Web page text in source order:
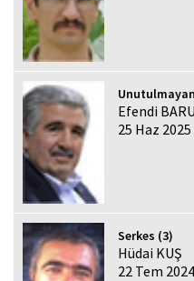
Efendi
25 Haz 2025
Serkes (3)
Hüdai KUŞ
22 Tem 2024